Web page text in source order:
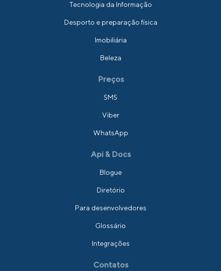
Tecnologia da Informação
Desporto e preparação física
Imobiliária
Beleza
Preços
SMS
Viber
WhatsApp
Api & Docs
Blogue
Diretório
Para desenvolvedores
Glossário
Integrações
Contatos